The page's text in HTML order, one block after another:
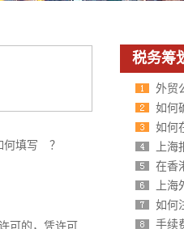
何填写 ？
可的，凭许可
税务筹
如何
上
在香
如何